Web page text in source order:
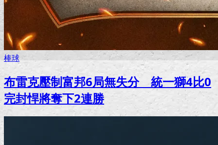
棒球
布雷克壓制富邦6局無失分 統一獅4比0
完封悍將奪下2連勝